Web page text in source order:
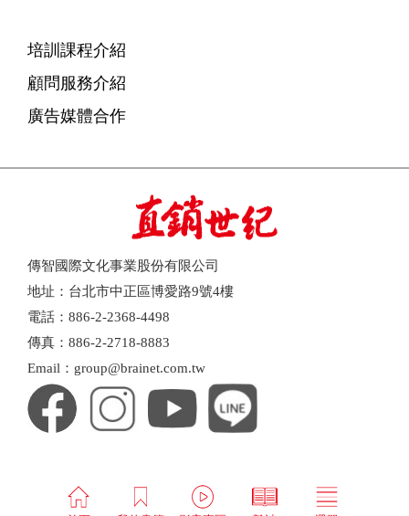
培訓課程介紹
顧問服務介紹
廣告媒體合作
傳智國際文化事業股份有限公司
地址：台北市中正區博愛路9號4樓
電話：886-2-2368-4498
傳真：886-2-2718-8883
Email：group@brainet.com.tw